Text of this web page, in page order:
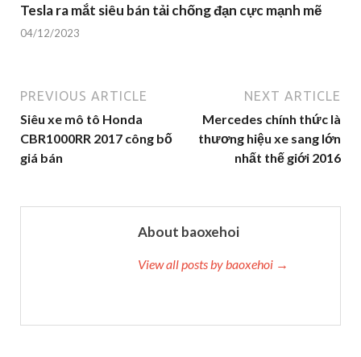
Tesla ra mắt siêu bán tải chống đạn cực mạnh mẽ
04/12/2023
PREVIOUS ARTICLE
Siêu xe mô tô Honda
CBR1000RR 2017 công bố
giá bán
NEXT ARTICLE
Mercedes chính thức là
thương hiệu xe sang lớn
nhất thế giới 2016
About baoxehoi
View all posts by baoxehoi →